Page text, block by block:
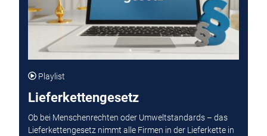
Playlist
Lieferkettengesetz
Ob bei Menschenrechten oder Umweltstandards – das
Lieferkettengesetz nimmt alle Firmen in der Lieferkette in